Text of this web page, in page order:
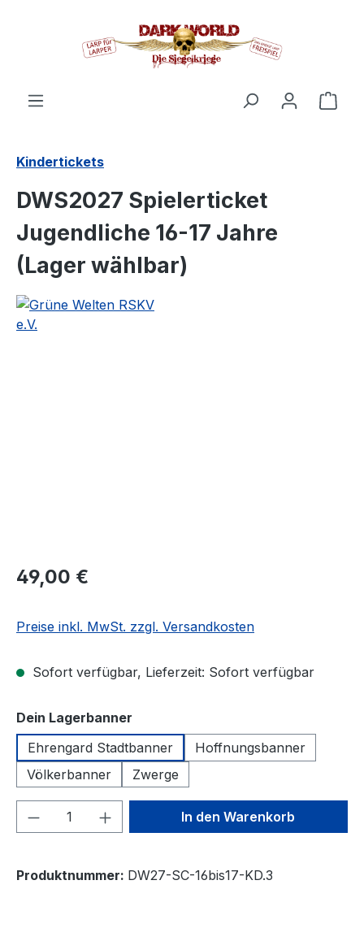
Kindertickets
DWS2027 Spielerticket
Jugendliche 16-17 Jahre
(Lager wählbar)
49,00 €
Preise inkl. MwSt. zzgl. Versandkosten
Sofort verfügbar, Lieferzeit: Sofort verfügbar
Dein Lagerbanner
Ehrengard Stadtbanner
Hoffnungsbanner
Völkerbanner
Zwerge
Produkt Anzahl: Gib denIn den Warenkorb
Produktnummer: DW27-SC-16bis17-KD.3